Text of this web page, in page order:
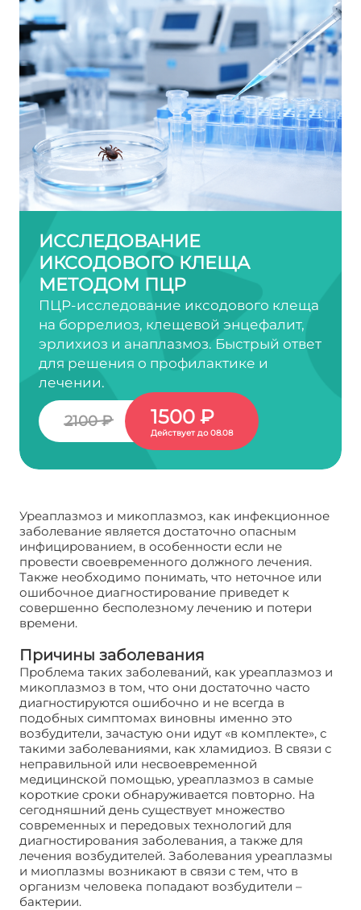
ИССЛЕДОВАНИЕ
ИКСОДОВОГО КЛЕЩА
МЕТОДОМ ПЦР
ПЦР-исследование иксодового клеща
на боррелиоз, клещевой энцефалит,
эрлихиоз и анаплазмоз. Быстрый ответ
для решения о профилактике и
лечении.
2100 ₽ 1500 ₽
Действует до 08.08
Уреаплазмоз и микоплазмоз, как инфекционное
заболевание является достаточно опасным
инфицированием, в особенности если не
провести своевременного должного лечения.
Также необходимо понимать, что неточное или
ошибочное диагностирование приведет к
совершенно бесполезному лечению и потери
времени.
Причины заболевания
Проблема таких заболеваний, как уреаплазмоз и
микоплазмоз в том, что они достаточно часто
диагностируются ошибочно и не всегда в
подобных симптомах виновны именно это
возбудители, зачастую они идут «в комплекте», с
такими заболеваниями, как хламидиоз. В связи с
неправильной или несвоевременной
медицинской помощью, уреаплазмоз в самые
короткие сроки обнаруживается повторно. На
сегодняшний день существует множество
современных и передовых технологий для
диагностирования заболевания, а также для
лечения возбудителей. Заболевания уреаплазмы
и миоплазмы возникают в связи с тем, что в
организм человека попадают возбудители –
бактерии.